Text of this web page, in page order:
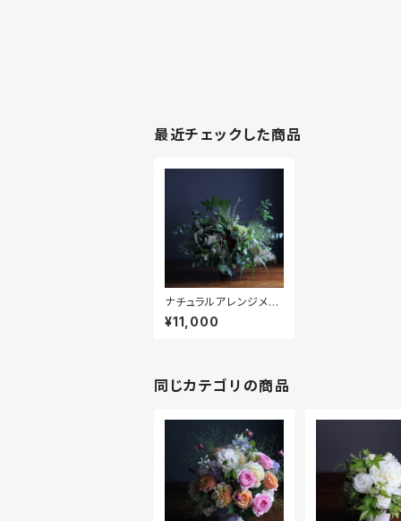
最近チェックした商品
ナチュラルアレンジメン
ト
¥11,000
同じカテゴリの商品